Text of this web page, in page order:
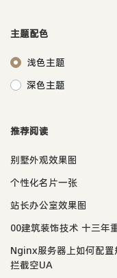
主题配色
浅色主题
深色主题
推荐阅读
别墅外观效果图
个性化名片一张
站长办公室效果图
00建筑装饰技术 十三年
Nginx服务器上如何配置
拦截空UA